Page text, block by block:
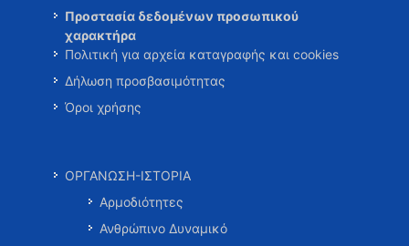
Προστασία δεδομένων προσωπικού
χαρακτήρα
Πολιτική για αρχεία καταγραφής και cookies
Δήλωση προσβασιμότητας
Όροι χρήσης
ΟΡΓΑΝΩΣΗ-ΙΣΤΟΡΙΑ
Αρμοδιότητες
Ανθρώπινο Δυναμικό